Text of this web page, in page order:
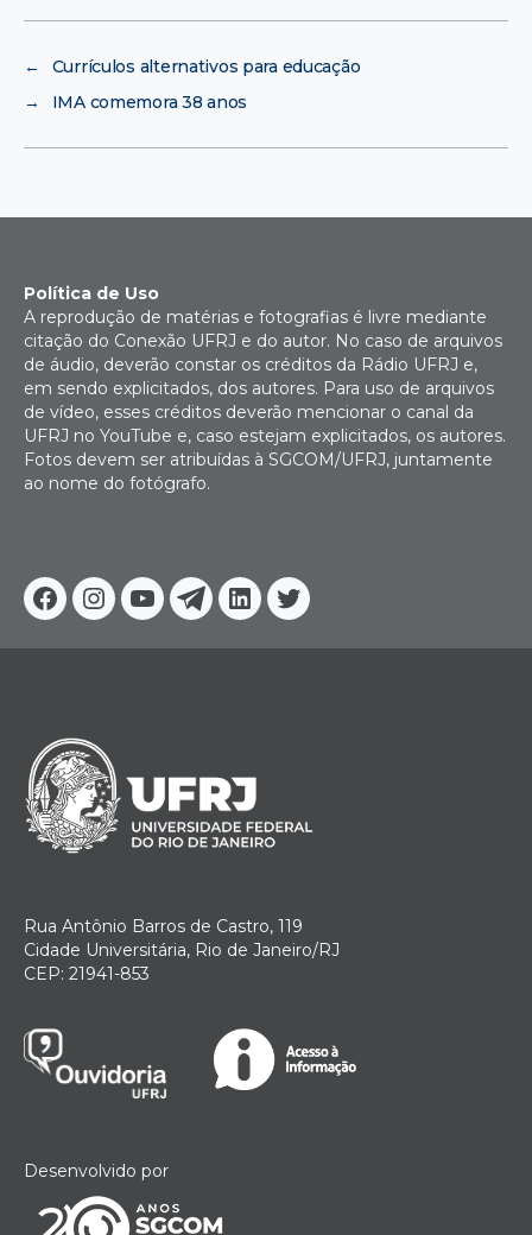
←
Currículos alternativos para educação
→
IMA comemora 38 anos
Facebook
Instagram
YoutubeTelegram
Linkedin
Twitter
Política de Uso
A reprodução de matérias e fotografias é livre mediante
citação do Conexão UFRJ e do autor. No caso de arquivos
de áudio, deverão constar os créditos da Rádio UFRJ e,
em sendo explicitados, dos autores. Para uso de arquivos
de vídeo, esses créditos deverão mencionar o canal da
UFRJ no YouTube e, caso estejam explicitados, os autores.
Fotos devem ser atribuídas à SGCOM/UFRJ, juntamente
ao nome do fotógrafo.
Rua Antônio Barros de Castro, 119
Cidade Universitária, Rio de Janeiro/RJ
CEP: 21941-853
Desenvolvido por